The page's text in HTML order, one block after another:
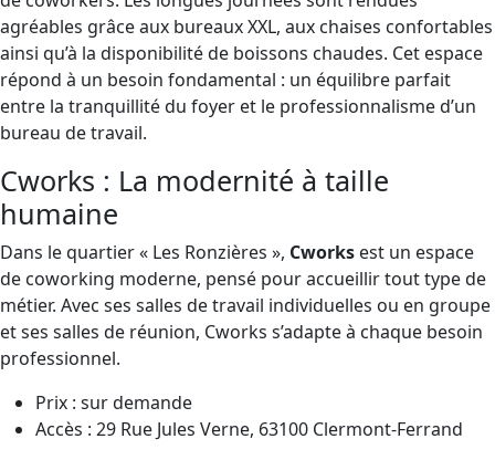
agréables grâce aux bureaux XXL, aux chaises confortables
ainsi qu’à la disponibilité de boissons chaudes. Cet espace
répond à un besoin fondamental : un équilibre parfait
entre la tranquillité du foyer et le professionnalisme d’un
bureau de travail.
Cworks : La modernité à taille
humaine
Dans le quartier « Les Ronzières », Cworks est un espace
de coworking moderne, pensé pour accueillir tout type de
métier. Avec ses salles de travail individuelles ou en groupe
et ses salles de réunion, Cworks s’adapte à chaque besoin
professionnel.
Prix : sur demande
Accès : 29 Rue Jules Verne, 63100 Clermont-Ferrand